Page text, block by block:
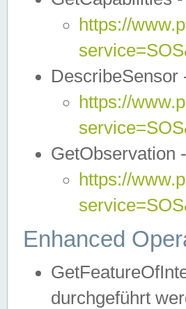
https://
DescribeSensor
https://
GetObservation
https://
Enhanced
durchgeführt